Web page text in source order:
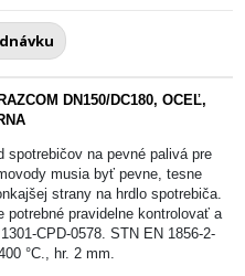
DN150/DC180, OCEĽ,
spotrebičov na pevné palivá pre
musia byť pevne, tesne
strany na hrdlo spotrebiča.
potrebné pravidelne kontrolovať a
CPD-0578. STN EN 1856-2-
°C., hr. 2 mm.